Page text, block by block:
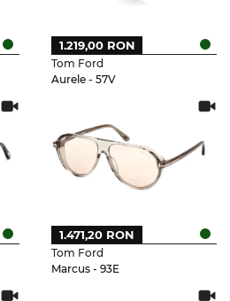
Tom Ford
Aurele - 57V
1.219,00 RON
Tom Ford
Marcus - 93E
1.471,20 RON